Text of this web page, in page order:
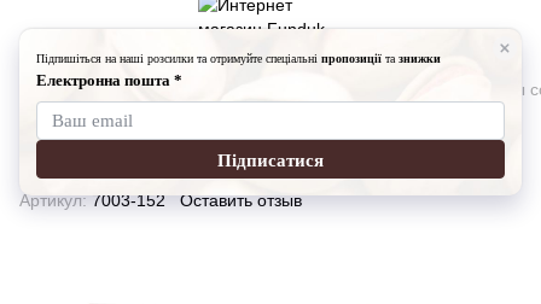
Снеки Чипсы Картофельные чипсы
Картофельные чипсы со вкусом
острого перца, 1 кг
Артикул:7003-152 Оставить отзыв